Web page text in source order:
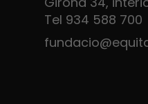
Tel 934 588 700